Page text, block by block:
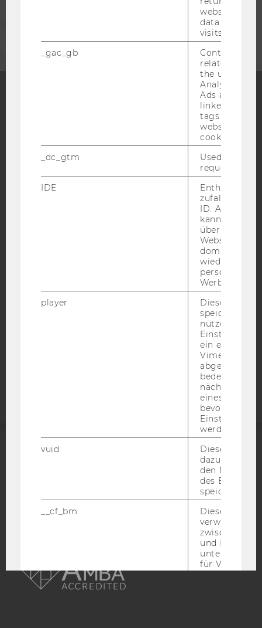
Blog
Bluesky
BARRIEREFREIHEITSERKLÄRUNG WEBSEITE
DATENSCHUTZERKLÄRUNG SOCIAL MEDIA
STUDIENBEWERBER*INNEN UND STUDIERENDE
Barrierefreiheitserklärung
website and
data from
visits.
_gac_gb
Contains
related
the user. If
Analytics and
Ads accounts
linked, the
tags on the
website read
cookie.
_dc_gtm
Used to
request rate.
IDE
Enthält eine
ID. Anhand
kann Google
über
Websites
Werbung
player
Dieses Cookie
speichert
ein
Vimeo-Video
abgespielt
bedeutet,
nächsten
eines Vimeo-
bevorzugten
werden.
vuid
Dieser
dazu
den
des
speichern.
__cf_bm
Dieses
verwendet,
zwischen
und Bots zu
für Vimeo